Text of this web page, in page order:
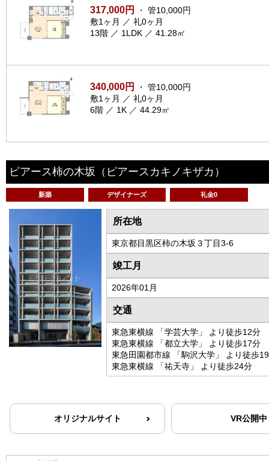
317,000円
・ 管10,000円
敷1ヶ月 ／ 礼0ヶ月
13階 ／ 1LDK ／ 41.28㎡
340,000円
・ 管10,000円
敷1ヶ月 ／ 礼0ヶ月
6階 ／ 1K ／ 44.29㎡
ピアース柿の木坂 （ピアースカキノキザカ）
新築 デザイナーズ 礼金0
所在地
東京都目黒区柿の木坂３丁目3-6
竣工月
2026年01月
交通
東急東横線 「学芸大学」 より徒歩12分
東急東横線 「都立大学」 より徒歩17分
東急田園都市線 「駒沢大学」 より徒歩
東急東横線 「祐天寺」 より徒歩24分
オリジナルサイト VR公開中